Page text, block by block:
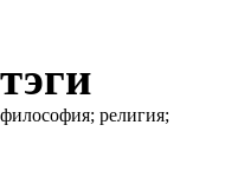
тэги
философия; религия;